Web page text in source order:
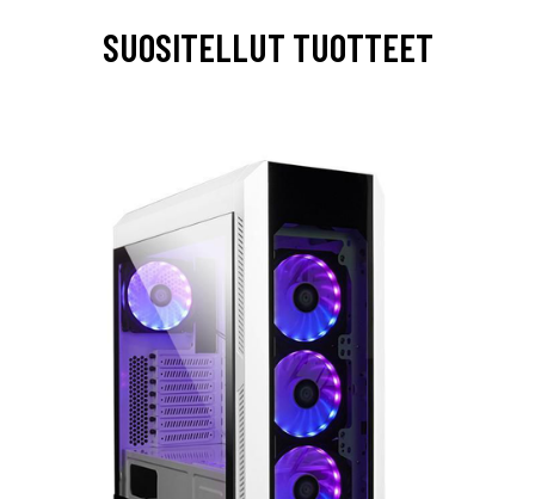
SUOSITELLUT TUOTTEET